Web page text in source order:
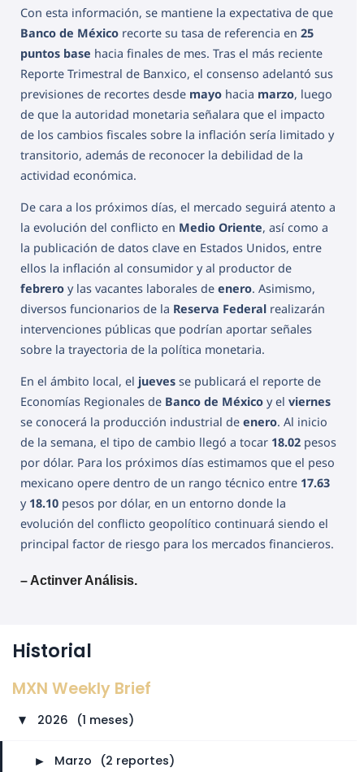
Con esta información, se mantiene la expectativa de que
Banco de México recorte su tasa de referencia en 25
puntos base hacia finales de mes. Tras el más reciente
Reporte Trimestral de Banxico, el consenso adelantó sus
previsiones de recortes desde mayo hacia marzo, luego
de que la autoridad monetaria señalara que el impacto
de los cambios fiscales sobre la inflación sería limitado y
transitorio, además de reconocer la debilidad de la
actividad económica.
De cara a los próximos días, el mercado seguirá atento a
la evolución del conflicto en Medio Oriente, así como a
la publicación de datos clave en Estados Unidos, entre
ellos la inflación al consumidor y al productor de
febrero y las vacantes laborales de enero. Asimismo,
diversos funcionarios de la Reserva Federal realizarán
intervenciones públicas que podrían aportar señales
sobre la trayectoria de la política monetaria.
En el ámbito local, el jueves se publicará el reporte de
Economías Regionales de Banco de México y el viernes
se conocerá la producción industrial de enero. Al inicio
de la semana, el tipo de cambio llegó a tocar 18.02 pesos
por dólar. Para los próximos días estimamos que el peso
mexicano opere dentro de un rango técnico entre 17.63
y 18.10 pesos por dólar, en un entorno donde la
evolución del conflicto geopolítico continuará siendo el
principal factor de riesgo para los mercados financieros.
– Actinver Análisis.
Historial
MXN Weekly Brief
► 2026 (1 meses)
► Marzo (2 reportes)